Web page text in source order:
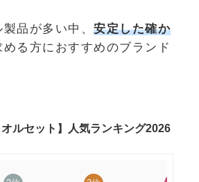
品が多い中、 安定した確か
める方におすすめのブランド